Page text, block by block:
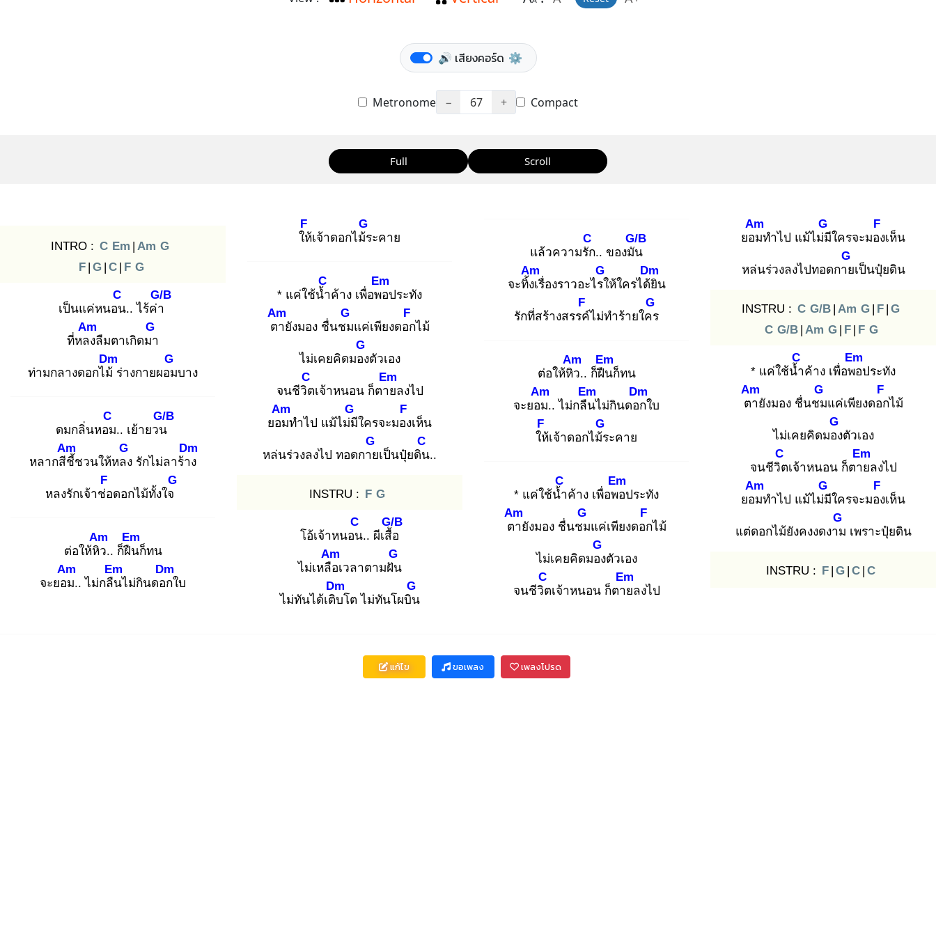
🔊 เสียงคอร์ด ⚙️
Metronome − 67 + Compact
Full Scroll
INTRO : C Em | Am G
F | G | C | F G
เป็นแค่หนอน
C
.. ไร้ค่า
G/B
ที่หลง
Am
ลืมตาเกิดมา
G
ท่ามกลางดอกไม้
Dm
ร่างกายผอม
G
บาง
ดมกลิ่นหอม
C
.. เย้ายวน
G/B
หลากสีชี้
Am
ชวนให้หลง
G
รักไม่ลาร้าง
Dm
หลงรักเจ้าช่อ
F
ดอกไม้ทั้งใจ
G
ต่อให้หิว
Am
.. ก็ฝืน
Em
ก็ทน
จะยอม
Am
.. ไม่กลืน
Em
ไม่กินดอก
Dm
ใบ
ให้
F
เจ้าดอกไม้ร
G
ะคาย
* แค่ใช้น้ำ
C
ค้าง เพื่อพอ
Em
ประทัง
ตา
Am
ยังมอง ชื่นชม
G
แค่เพียงดอก
F
ไม้
ไม่เคยคิดมอง
G
ตัวเอง
จนชีวิต
C
เจ้าหนอน ก็ตาย
Em
ลงไป
ยอม
Am
ทำไป แม้ไม่มี
G
ใครจะมอง
F
เห็น
หล่นร่วงลงไป ทอดกาย
G
เป็นปุ๋ยดิน
C
..
INSTRU : F G
โอ้เจ้าหนอน
C
.. ผีเสื้อ
G/B
ไม่เหลือ
Am
เวลาตามฝัน
G
ไม่ทันได้เติบ
Dm
โต ไม่ทันโผบิน
G
แล้วความรัก
C
.. ของมัน
G/B
จะทิ้งเ
Am
รื่องราวอะไรใ
G
ห้ใครได้ยิ
Dm
น
รักที่สร้างสรรค์
F
ไม่ทำร้ายใคร
G
ต่อให้หิว
Am
.. ก็ฝืน
Em
ก็ทน
จะยอม
Am
.. ไม่กลืน
Em
ไม่กินดอก
Dm
ใบ
ให้
F
เจ้าดอกไม้ร
G
ะคาย
* แค่ใช้น้ำ
C
ค้าง เพื่อพอ
Em
ประทัง
ตา
Am
ยังมอง ชื่นชม
G
แค่เพียงดอก
F
ไม้
ไม่เคยคิดมอง
G
ตัวเอง
จนชีวิต
C
เจ้าหนอน ก็ตาย
Em
ลงไป
ยอม
Am
ทำไป แม้ไม่มี
G
ใครจะมอง
F
เห็น
หล่นร่วงลงไปทอดกาย
G
เป็นปุ๋ยดิน
INSTRU : C G/B | Am G | F | G
C G/B | Am G | F | F G
* แค่ใช้น้ำ
C
ค้าง เพื่อพอ
Em
ประทัง
ตา
Am
ยังมอง ชื่นชม
G
แค่เพียงดอก
F
ไม้
ไม่เคยคิดมอง
G
ตัวเอง
จนชีวิต
C
เจ้าหนอน ก็ตาย
Em
ลงไป
ยอม
Am
ทำไป แม้ไม่มี
G
ใครจะมอง
F
เห็น
แต่ดอกไม้ยังคงงดงาม
G
เพราะปุ๋ยดิน
INSTRU : F | G | C | C
แก้ไข ขอเพลง เพลงโปรด